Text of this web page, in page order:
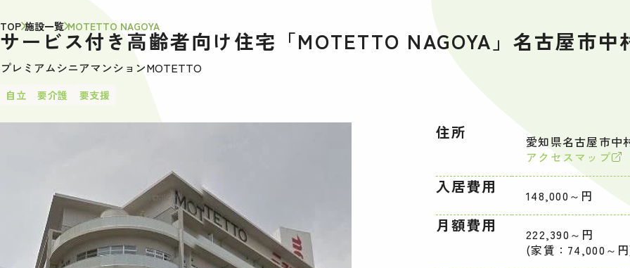
TOP 施設一覧 MOTETTO NAGOYA
サービス付き高齢者向け住宅「MOTETTO NAGOYA」名古屋市中
プレミアムシニアマンションMOTETTO
自立 要介護 要支援
住所
愛知県名古屋市中
アクセスマップ
入居費用 148,000～円
月額費用
222,390～円
(家賃：74,000～